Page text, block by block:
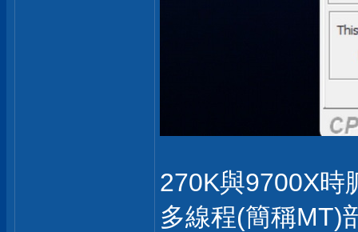
270K與9700X時
多線程(簡稱MT)